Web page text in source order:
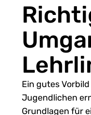
Ein gutes
Jugendlichen
Grundlagen für